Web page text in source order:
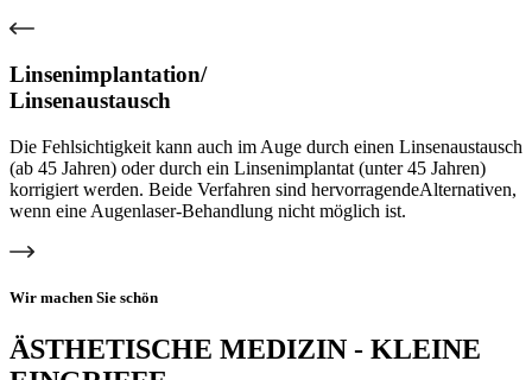
Linsenimplantation/
Linsenaustausch
Die Fehlsichtigkeit kann auch im Auge durch einen Linsenaustausch
(ab 45 Jahren) oder durch ein Linsenimplantat (unter 45 Jahren)
korrigiert werden. Beide Verfahren sind hervorragendeAlternativen,
wenn eine Augenlaser-Behandlung nicht möglich ist.
Wir machen Sie schön
ÄSTHETISCHE MEDIZIN - KLEINE